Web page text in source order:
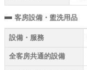
客房設備・盥洗用品
設備・服務
全客房共通的設備